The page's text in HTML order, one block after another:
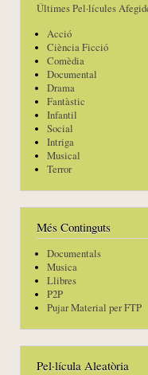
Últimes Pel·lícules
Acció
Ciència Ficció
Comèdia
Documental
Drama
Fantàstic
Infantil
Social
Intriga
Musical
Terror
Més Continguts
Documentals
Musica
Llibres
P2P
Pujar Material per FTP
Pel·lícula Aleatòria